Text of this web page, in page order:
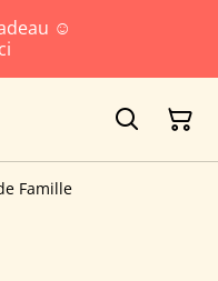
☺️
Famille